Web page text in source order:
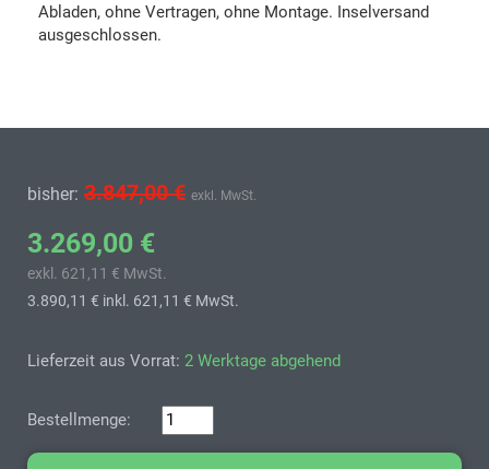
Abladen, ohne Vertragen, ohne Montage. Inselversand
ausgeschlossen.
bisher: 3.847,00 € exkl. MwSt.
3.269,00 €
exkl. 621,11 € MwSt.
3.890,11 € inkl. 621,11 € MwSt.
Lieferzeit aus Vorrat: 2 Werktage abgehend
Bestellmenge: